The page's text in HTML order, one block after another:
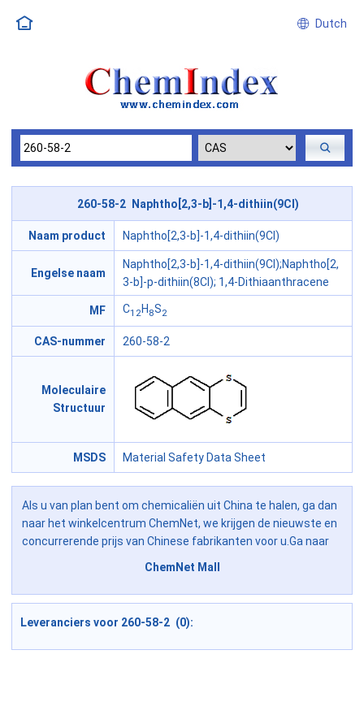
Dutch
260-58-2 Naphtho[2,3-b]-1,4-dithiin(9CI)
Naam product Naphtho[2,3-b]-1,4-dithiin(9CI)
Engelse naam
Naphtho[2,3-b]-1,4-dithiin(9CI);Naphtho[2,
3-b]-p-dithiin(8CI); 1,4-Dithiaanthracene
MF C12H 8S2
CAS-nummer 260-58-2
Moleculaire
Structuur
MSDS Material Safety Data Sheet
Als u van plan bent om chemicaliën uit China te halen, ga dan
naar het winkelcentrum ChemNet, we krijgen de nieuwste en
concurrerende prijs van Chinese fabrikanten voor u.Ga naar
ChemNet Mall
Leveranciers voor 260-58-2 (0):